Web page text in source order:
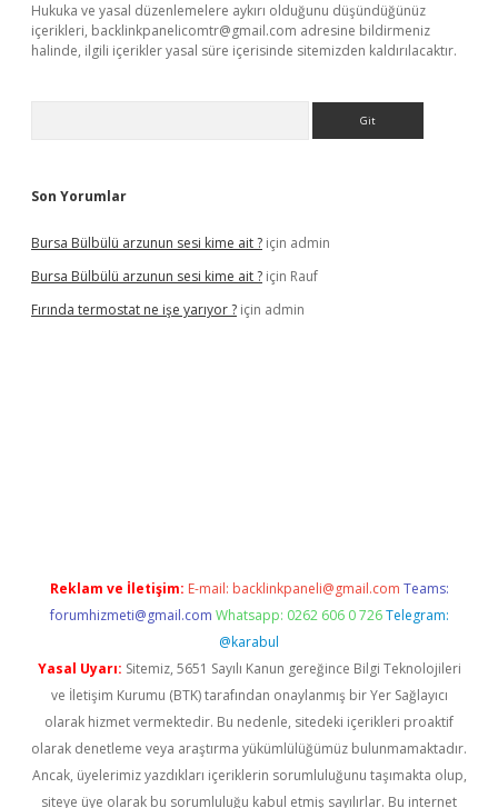
Hukuka ve yasal düzenlemelere aykırı olduğunu düşündüğünüz
içerikleri, backlinkpanelicomtr@gmail.com adresine bildirmeniz
halinde, ilgili içerikler yasal süre içerisinde sitemizden kaldırılacaktır.
Son Yorumlar
Bursa Bülbülü arzunun sesi kime ait ? için admin
Bursa Bülbülü arzunun sesi kime ait ? için Rauf
Fırında termostat ne işe yarıyor ? için admin
Reklam ve İletişim: E-mail: backlinkpaneli@gmail.com Teams:
forumhizmeti@gmail.com Whatsapp: 0262 606 0 726 Telegram:
@karabul
Yasal Uyarı: Sitemiz, 5651 Sayılı Kanun gereğince Bilgi Teknolojileri
ve İletişim Kurumu (BTK) tarafından onaylanmış bir Yer Sağlayıcı
olarak hizmet vermektedir. Bu nedenle, sitedeki içerikleri proaktif
olarak denetleme veya araştırma yükümlülüğümüz bulunmamaktadır.
Ancak, üyelerimiz yazdıkları içeriklerin sorumluluğunu taşımakta olup,
siteye üye olarak bu sorumluluğu kabul etmiş sayılırlar. Bu internet